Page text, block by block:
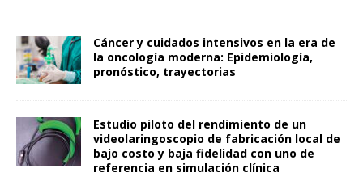
Cáncer y cuidados intensivos en la era de
la oncología moderna: Epidemiología,
pronóstico, trayectorias
Estudio piloto del rendimiento de un
videolaringoscopio de fabricación local de
bajo costo y baja fidelidad con uno de
referencia en simulación clínica